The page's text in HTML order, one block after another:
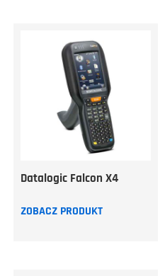
Datalogic Falcon X4
ZOBACZ PRODUKT